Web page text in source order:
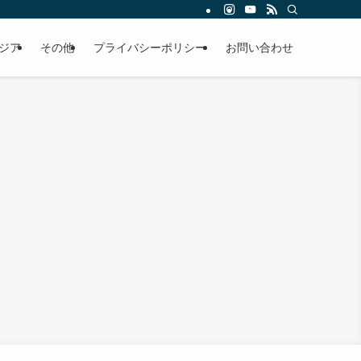
ア その他 プライバシーポリシー お問い合わせ